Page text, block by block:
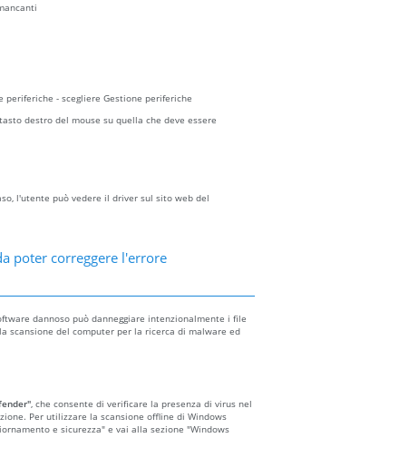
- scegliere Gestione periferiche
destro del mouse su quella che deve essere
l'utente può vedere il driver sul sito web del
poter correggere l'errore
dannoso può danneggiare intenzionalmente i file
scansione del computer per la ricerca di malware ed
, che consente di verificare la presenza di virus nel
Per utilizzare la scansione offline di Windows
e sicurezza" e vai alla sezione "Windows